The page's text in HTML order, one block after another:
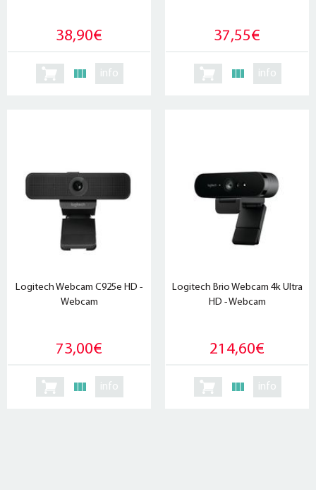
38,90€
info
37,55€
info
Logitech Webcam C925e HD -
Webcam
73,00€
info
Logitech Brio Webcam 4k Ultra
HD - Webcam
214,60€
info